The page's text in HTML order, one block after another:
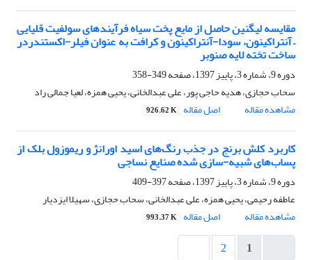
مقایسه لیگنین حاصل از مایع پخت سیاه فرآیندهای سولفیت قلیایی
– آنتراکینون، سودا-آنتراکینون و کرافت به عنوان فیلر-اکستندردر
ساخت تخته لایه صنوبر
دوره 9، شماره 3، پاییز 1397، صفحه
349-358
سحاب حجازی، هدیه حاجی پور، علی عبدالخانی، یحیی همزه، لعیا جمالی راد
مشاهده مقاله
اصل مقاله 926.62 K
کاربرد کلش برنج در جذب رنگ‌های اسید اورانژ و ریموزول بلک از
پساب‌های شبیه-سازی شده صنایع نساجی
دوره 9، شماره 3، پاییز 1397، صفحه
397-409
عاطفه رحیمی، یحیی همزه، علی عبدالخانی، سحاب حجازی، سهیلا ایزدیار
مشاهده مقاله
اصل مقاله 993.37 K
1
2